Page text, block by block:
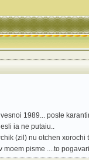
1989... posle
ia ne putaiu..
(zil) nu otchen xorochi
pisme ....to